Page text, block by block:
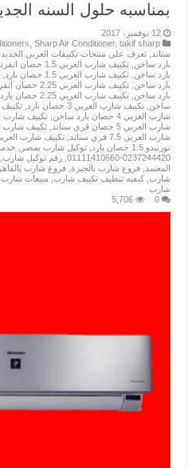
بمناسبه حلول السنه
12 نوفمبر، 2017
,Sharp Air Conditioner,takif sharp
ستاند
تعرف علي منتجات تكييفات العربي
بارد ساخن تكييف شارب العربي 1.5 حصان انفرتر بارد
بارد ساخن تكييف شارب العربي 1.5 حصان بارد
بارد ساخن تكييف شارب العربي 2.25 حصان انفرتر بارد
بارد ساخن تكييف شارب العربي 2.25 حصان بارد
ساخن تكييف شارب العربي 3 حصان بارد تكييف
شارب العربي 4 حصان بارد ساخن
تكييف شارب العربي 5
شارب العربي 5 حصان فري ستاند
تكييف شارب العربي 6
شارب العربي 7.5 فري ستاند
تكييف شارب العربي
تورنيدو 1.5 حصان بارد
توكيل شارب بمصر
0237244420-01111410660
, رقم توكيل شارب,
المعتمد
فروع شارب بالجيزة, فروع شارب
شارب, كيفيه تنظيف تكييف شارب, مبيعات
شارب
0
5,706